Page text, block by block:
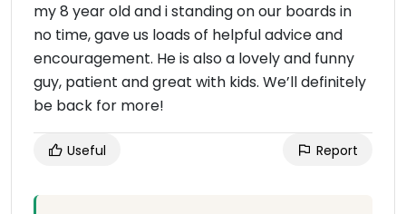
my 8 year old and i standing on our boards in
no time, gave us loads of helpful advice and
encouragement. He is also a lovely and funny
guy, patient and great with kids. We’ll definitely
be back for more!
Useful Report